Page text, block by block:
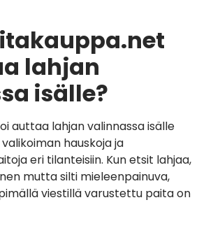
lahjan
isälle?
auttaa lahjan valinnassa isälle
hauskoja ja
eri tilanteisiin. Kun etsit lahjaa,
mutta silti mieleenpainuva,
viestillä varustettu paita on